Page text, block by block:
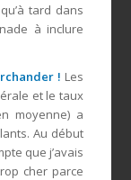
tard dans
à inclure
! Les
et le taux
moyenne) a
Au début
que j’avais
cher parce